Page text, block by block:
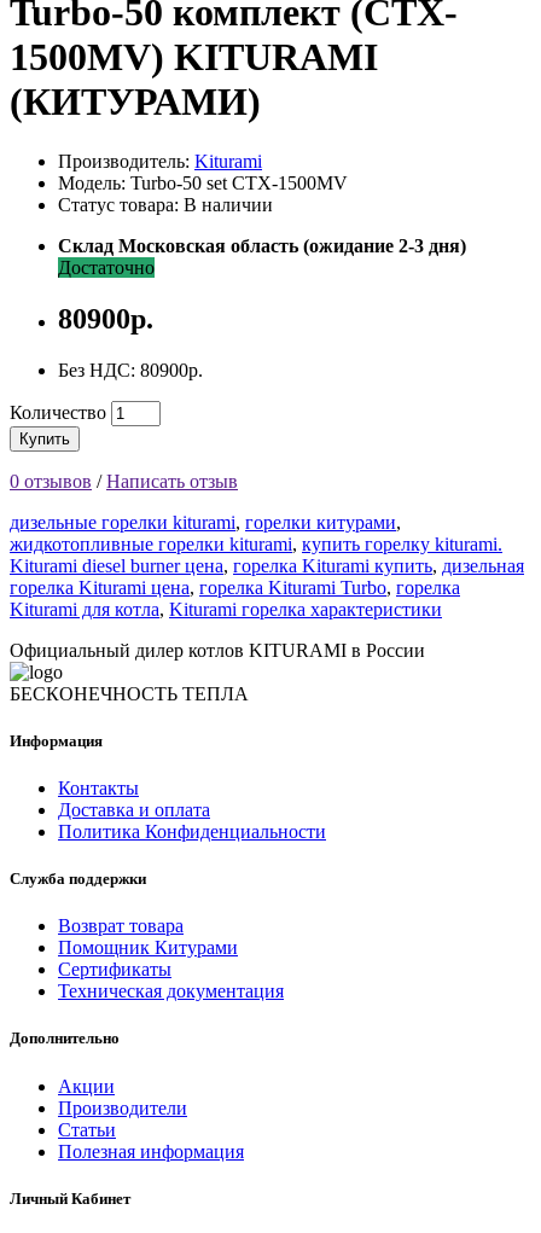
Turbo-50 комплект (CTX-
1500MV) KITURAMI
(КИТУРАМИ)
Производитель: Kiturami
Модель: Turbo-50 set CTX-1500MV
Статус товара: В наличии
Склад Московская область (ожидание 2-3 дня)
Достаточно
80900р.
Без НДС: 80900р.
Количество
Купить
0 отзывов /Написать отзыв
дизельные горелки kiturami, горелки китурами,
жидкотопливные горелки kiturami, купить горелку kiturami.
Kiturami diesel burner цена, горелка Kiturami купить, дизельная
горелка Kiturami цена, горелка Kiturami Turbo, горелка
Kiturami для котла, Kiturami горелка характеристики
Официальный дилер котлов KITURAMI в России
БЕСКОНЕЧНОСТЬ ТЕПЛА
Информация
Контакты
Доставка и оплата
Политика Конфиденциальности
Служба поддержки
Возврат товара
Помощник Китурами
Сертификаты
Техническая документация
Дополнительно
Акции
Производители
Статьи
Полезная информация
Личный Кабинет